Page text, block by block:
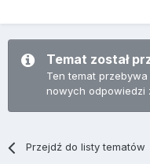
Temat został
Ten temat
nowych odpowiedzi
Przejdź do listy tematów